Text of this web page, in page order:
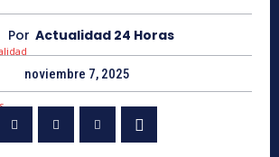
Por Actualidad 24 Horas
noviembre 7, 2025